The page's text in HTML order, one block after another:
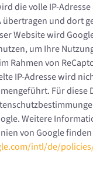
die volle IP-
übertragen und dort
Website wird
um Ihre
Rahmen von
IP-Adresse wird
Für diese
Weitere
von Google
intl/de/